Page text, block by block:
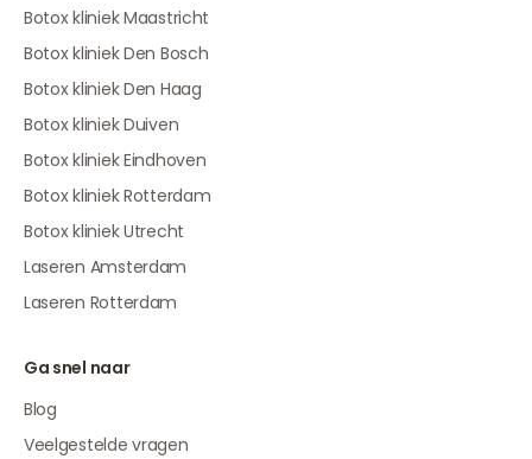
Botox kliniek Maastricht
Botox kliniek Den Bosch
Botox kliniek Den Haag
Botox kliniek Duiven
Botox kliniek Eindhoven
Botox kliniek Rotterdam
Botox kliniek Utrecht
Laseren Amsterdam
Laseren Rotterdam
Ga snel naar
Blog
Veelgestelde vragen